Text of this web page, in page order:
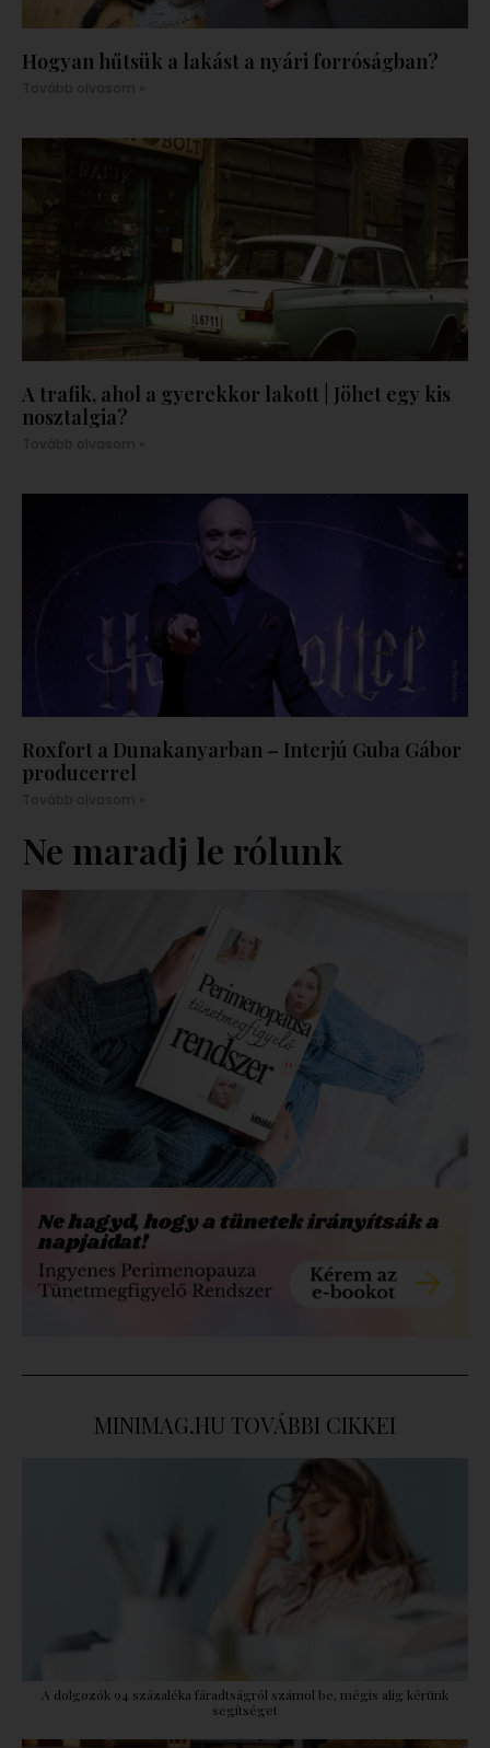
Hogyan hűtsük a lakást a nyári forróságban?
A trafik, ahol a gyerekkor lakott | Jöhet egy kis
nosztalgia?
Roxfort a Dunakanyarban – Interjú Guba Gábor
producerrel
Ne maradj le rólunk
MINIMAG.HU TOVÁBBI CIKKEI
A dolgozók 94 százaléka fáradtságról számol be, mégis alig kérünk
segítséget